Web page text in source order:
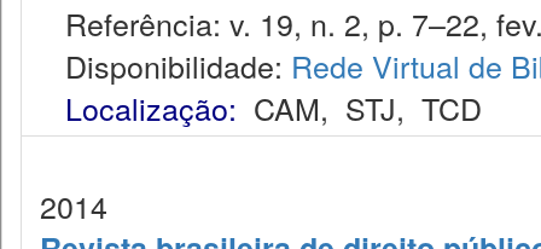
Referência: v. 19, n. 2, p. 7–22,
Disponibilidade: Rede Virtual de
Localização: CAM, STJ, TCD
2014